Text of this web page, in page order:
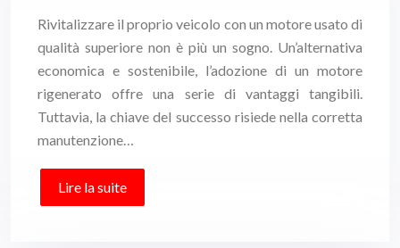
Rivitalizzare il proprio veicolo con un motore usato di
qualità superiore non è più un sogno. Un’alternativa
economica e sostenibile, l’adozione di un motore
rigenerato offre una serie di vantaggi tangibili.
Tuttavia, la chiave del successo risiede nella corretta
manutenzione…
Lire la suite